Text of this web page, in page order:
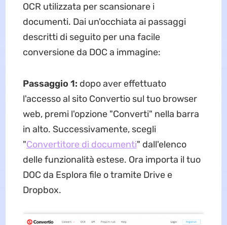
OCR utilizzata per scansionare i
documenti. Dai un'occhiata ai passaggi
descritti di seguito per una facile
conversione da DOC a immagine:
Passaggio 1: dopo aver effettuato
l'accesso al sito Convertio sul tuo browser
web, premi l'opzione "Converti" nella barra
in alto. Successivamente, scegli
"Convertitore di documenti" dall'elenco
delle funzionalità estese. Ora importa il tuo
DOC da Esplora file o tramite Drive e
Dropbox.